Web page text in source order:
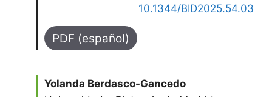
10.1344/BID2025.54.03
PDF (español)
Yolanda Berdasco-Gancedo